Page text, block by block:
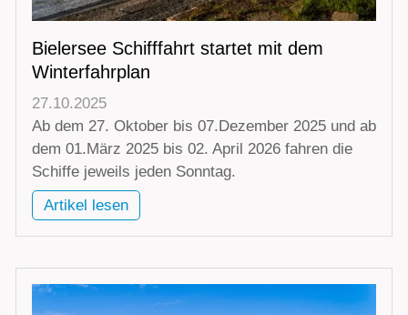
Bielersee Schifffahrt startet mit dem
Winterfahrplan
27.10.2025
Ab dem 27. Oktober bis 07.Dezember 2025 und ab
dem 01.März 2025 bis 02. April 2026 fahren die
Schiffe jeweils jeden Sonntag.
Artikel lesen